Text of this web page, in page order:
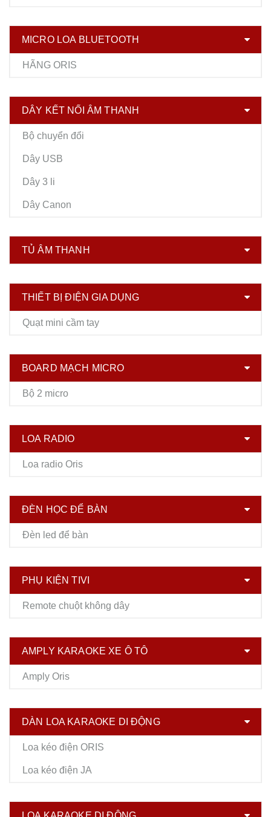
MICRO LOA BLUETOOTH
HÃNG ORIS
DÂY KẾT NỐI ÂM THANH
Bộ chuyển đổi
Dây USB
Dây 3 li
Dây Canon
TỦ ÂM THANH
THIẾT BỊ ĐIỆN GIA DỤNG
Quạt mini cầm tay
BOARD MẠCH MICRO
Bộ 2 micro
LOA RADIO
Loa radio Oris
ĐÈN HỌC ĐỂ BÀN
Đèn led để bàn
PHỤ KIỆN TIVI
Remote chuột không dây
AMPLY KARAOKE XE Ô TÔ
Amply Oris
DÀN LOA KARAOKE DI ĐỘNG
Loa kéo điện ORIS
Loa kéo điện JA